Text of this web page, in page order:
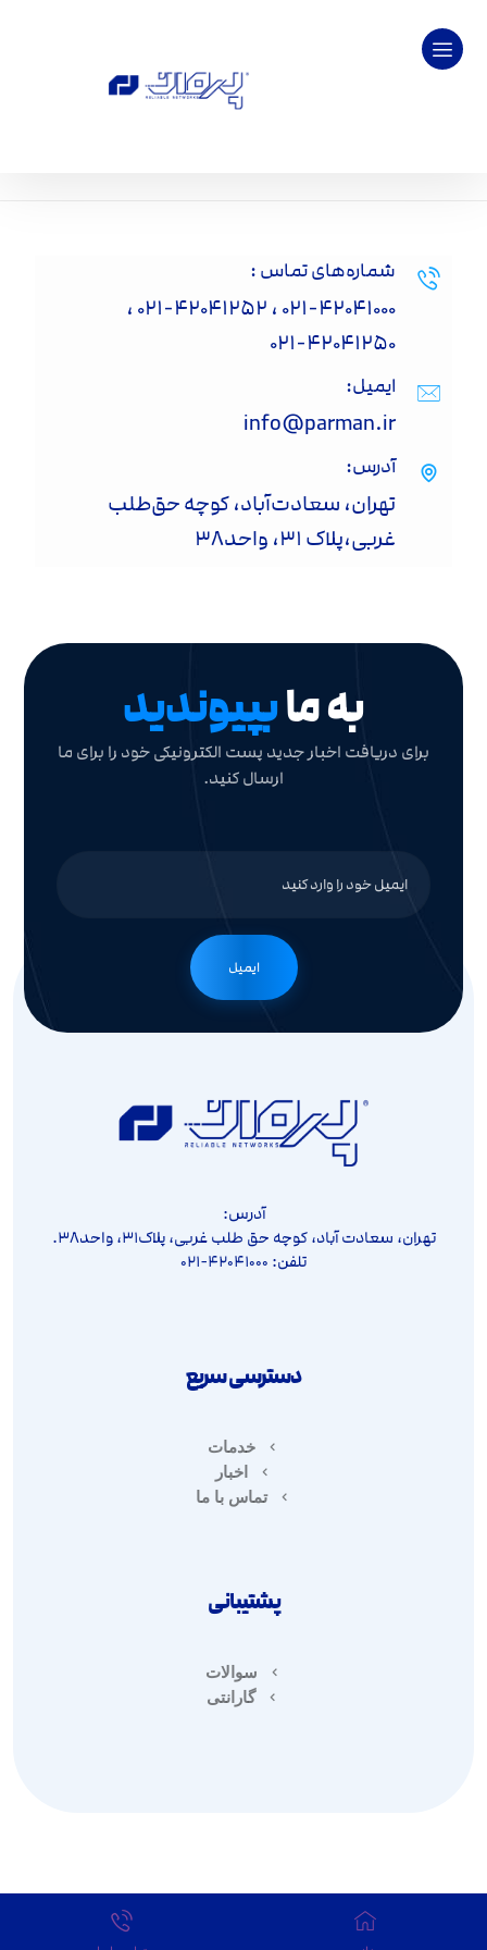
شماره‌‌های تماس :
۰۲۱-۴۲۰۴۱۰۰۰ ، ۰۲۱-۴۲۰۴۱۲۵۲ ،
۰۲۱-۴۲۰۴۱۲۵۰
ایمیل:
info@parman.ir
آدرس:
تهران، سعادت‌آباد، کوچه حق‌طلب
غربی،پلاک ۳۱، واحد۳۸
به مابپیوندید
برای دریافت اخبار جدید پست الکترونیکی خود را برای ما
ارسال کنید.
ایمیل
آدرس:
تهران، سعادت آباد، کوچه حق طلب غربی، پلاک۳۱، واحد۳۸.
تلفن: ۴۲۰۴۱۰۰۰-۰۲۱
دسترسی سریع
خدمات
اخبار
تماس با ما
پشتیبانی
سوالات
گارانتی